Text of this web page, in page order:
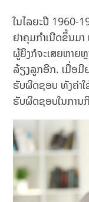
ໃນໄລຍະປີ 1960-
ຢາຄຸມກຳເນີດຂຶ້ນມ
ຜູ້ຍິງກໍຈະເສຍຫາຍ
ລ້ຽງລູກອີກ.​ ເມື່ອມີ
ຮັບຜິດຊອບ ທັງຄ່າໃ
ຮັບຜິດຊອບໃນການ